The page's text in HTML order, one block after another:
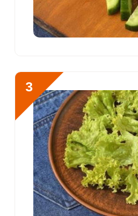
Фосфор
Алюминий
Железо
Йод
Кобальт
Литий
Марганец
3